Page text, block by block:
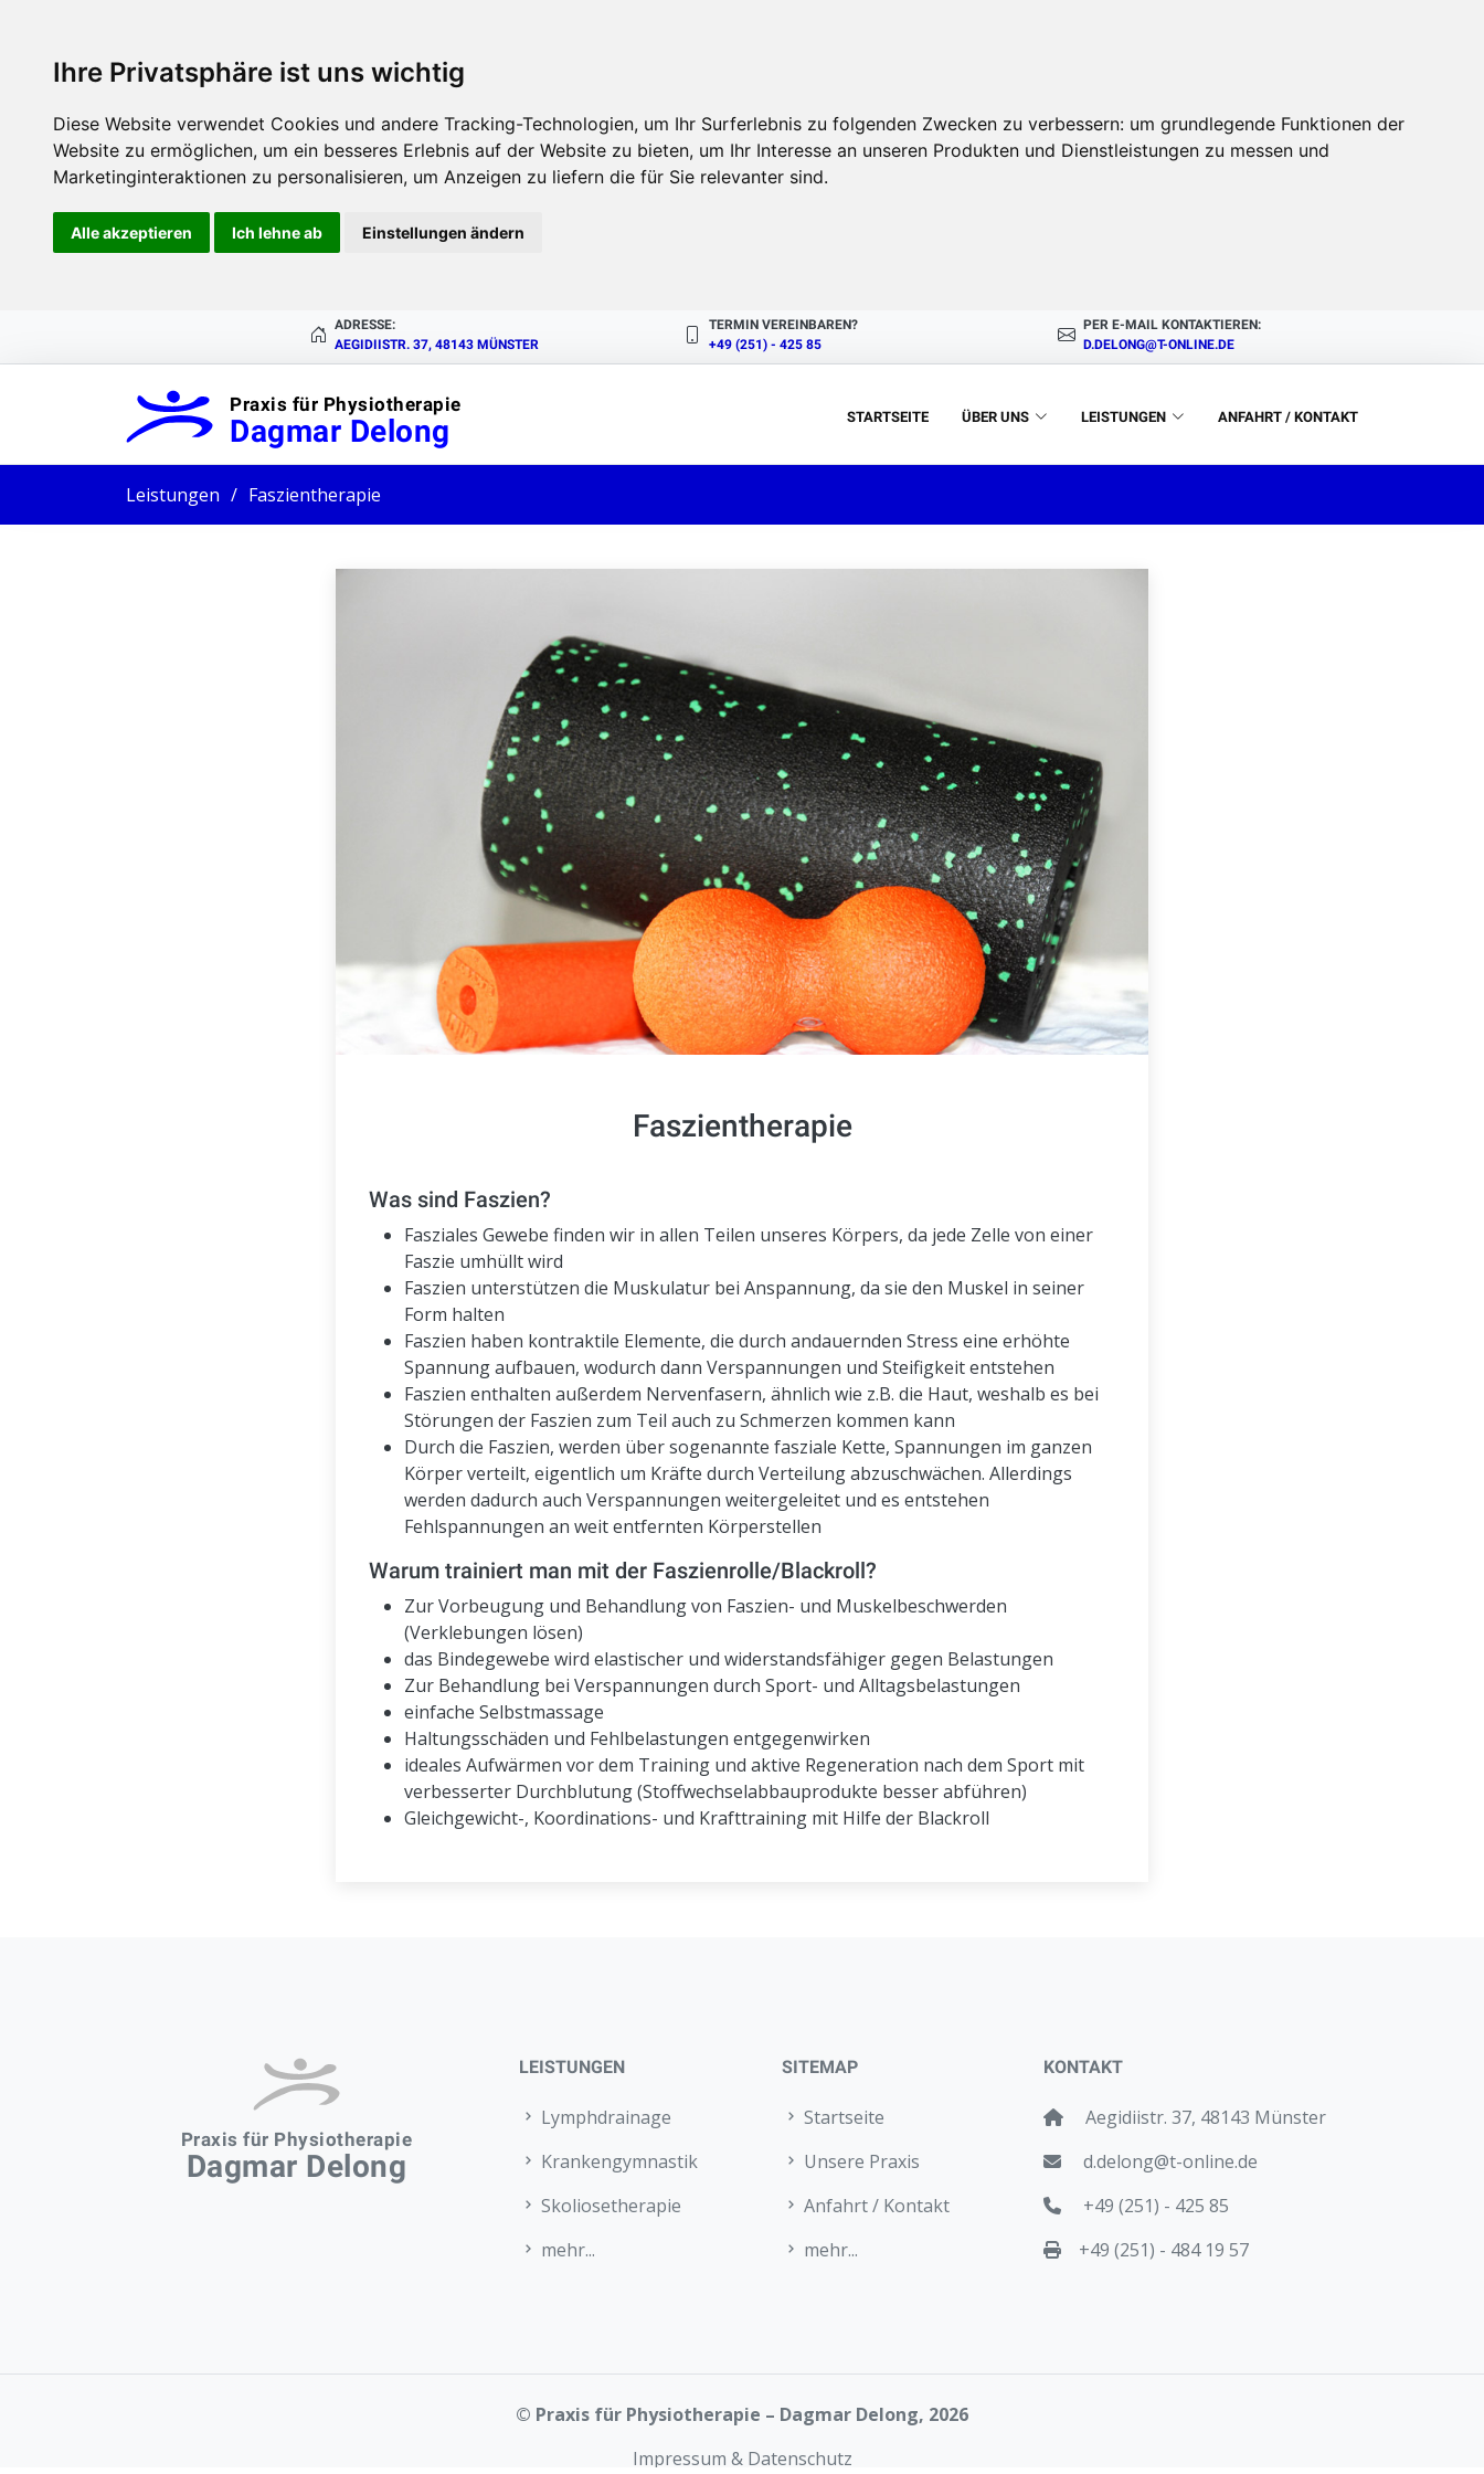
Ihre Privatsphäre ist uns wichtig
Diese Website verwendet Cookies und andere Tracking-Technologien, um Ihr Surferlebnis zu folgenden Zwecken zu verbessern: um grundlegende Funktionen der
Website zu ermöglichen, um ein besseres Erlebnis auf der Website zu bieten, um Ihr Interesse an unseren Produkten und Dienstleistungen zu messen und
Marketinginteraktionen zu personalisieren, um Anzeigen zu liefern die für Sie relevanter sind.
Alle akzeptieren Ich lehne ab Einstellungen ändern
ADRESSE:
AEGIDIISTR. 37, 48143 MÜNSTER
TERMIN VEREINBAREN?
+49 (251) - 425 85
PER E-MAIL KONTAKTIEREN:
D.DELONG@T-ONLINE.DE
Praxis für Physiotherapie
Dagmar Delong STARTSEITE ÜBER UNS LEISTUNGEN ANFAHRT / KONTAKT
Leistungen Faszientherapie
Faszientherapie
Was sind Faszien?
Fasziales Gewebe finden wir in allen Teilen unseres Körpers, da jede Zelle von einer
Faszie umhüllt wird
Faszien unterstützen die Muskulatur bei Anspannung, da sie den Muskel in seiner
Form halten
Faszien haben kontraktile Elemente, die durch andauernden Stress eine erhöhte
Spannung aufbauen, wodurch dann Verspannungen und Steifigkeit entstehen
Faszien enthalten außerdem Nervenfasern, ähnlich wie z.B. die Haut, weshalb es bei
Störungen der Faszien zum Teil auch zu Schmerzen kommen kann
Durch die Faszien, werden über sogenannte fasziale Kette, Spannungen im ganzen
Körper verteilt, eigentlich um Kräfte durch Verteilung abzuschwächen. Allerdings
werden dadurch auch Verspannungen weitergeleitet und es entstehen
Fehlspannungen an weit entfernten Körperstellen
Warum trainiert man mit der Faszienrolle/Blackroll?
Zur Vorbeugung und Behandlung von Faszien- und Muskelbeschwerden
(Verklebungen lösen)
das Bindegewebe wird elastischer und widerstandsfähiger gegen Belastungen
Zur Behandlung bei Verspannungen durch Sport- und Alltagsbelastungen
einfache Selbstmassage
Haltungsschäden und Fehlbelastungen entgegenwirken
ideales Aufwärmen vor dem Training und aktive Regeneration nach dem Sport mit
verbesserter Durchblutung (Stoffwechselabbauprodukte besser abführen)
Gleichgewicht-, Koordinations- und Krafttraining mit Hilfe der Blackroll
Praxis für Physiotherapie
Dagmar Delong
LEISTUNGEN
Lymphdrainage
Krankengymnastik
Skoliosetherapie
mehr...
SITEMAP
Startseite
Unsere Praxis
Anfahrt / Kontakt
mehr...
KONTAKT
Aegidiistr. 37, 48143 Münster
d.delong@t-online.de
+49 (251) - 425 85
+49 (251) - 484 19 57
© Praxis für Physiotherapie – Dagmar Delong, 2026
Impressum & Datenschutz